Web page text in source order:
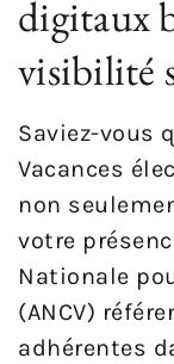
digitaux
visibilité
Saviez-vous
Vacances
non
votre
Nationale
(ANCV)
adhérentes